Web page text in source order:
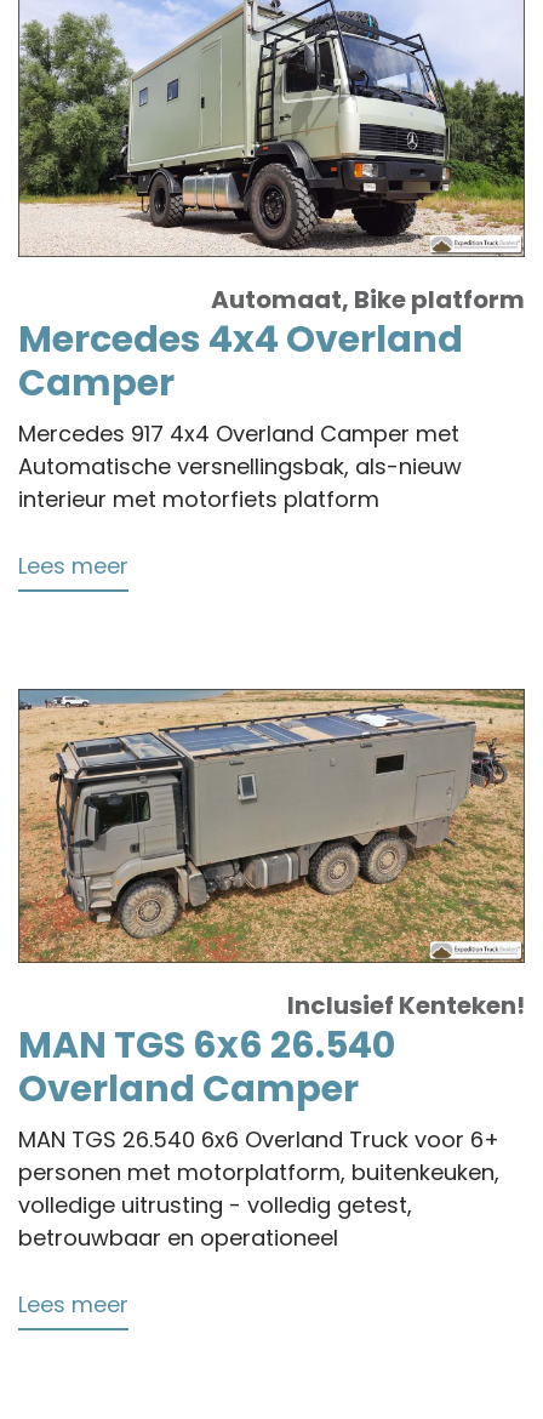
Truck
Automaat, Bike platform
Mercedes 4x4 Overland
Camper
Mercedes 917 4x4 Overland Camper met
Automatische versnellingsbak, als-nieuw
interieur met motorfiets platform
Lees meer
Camper
Inclusief Kenteken!
MAN TGS 6x6 26.540
Overland Camper
MAN TGS 26.540 6x6 Overland Truck voor 6+
personen met motorplatform, buitenkeuken,
volledige uitrusting - volledig getest,
betrouwbaar en operationeel
Lees meer